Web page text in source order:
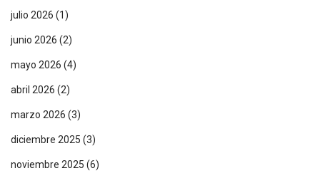
julio 2026 (1)
junio 2026 (2)
mayo 2026 (4)
abril 2026 (2)
marzo 2026 (3)
diciembre 2025 (3)
noviembre 2025 (6)